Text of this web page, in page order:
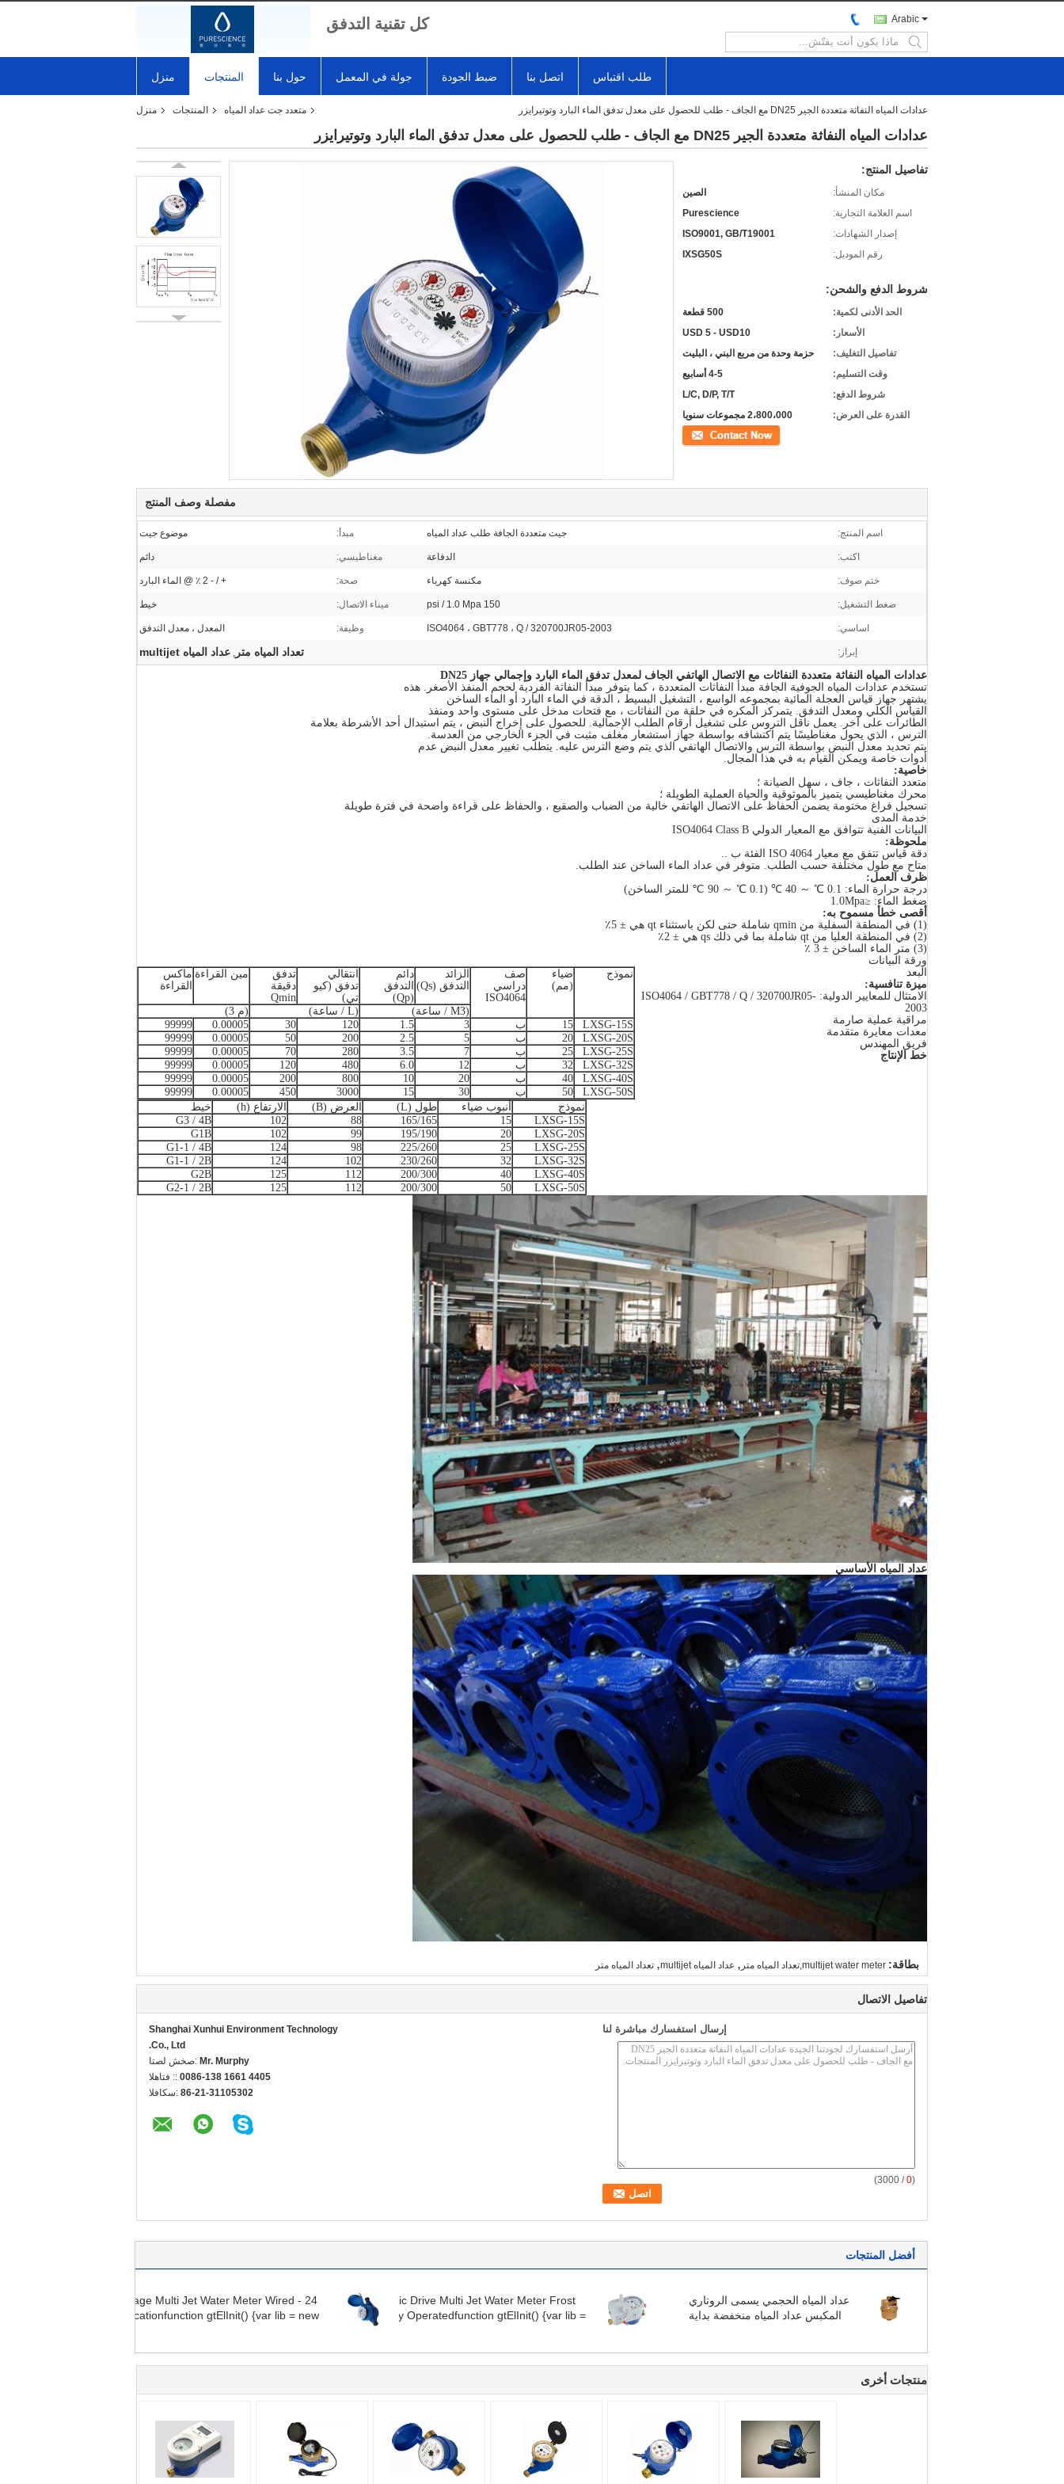
كل تقنية التدفق Arabic
search
منزل المنتجات حول بنا جولة في المعمل ضبط الجودة اتصل بنا طلب اقتباس
منزل المنتجات متعدد جت عداد المياه عدادات المياه النفاثة متعددة الجير DN25 مع الجاف - طلب للحصول على معدل تدفق الماء البارد وتوتيرايزر
عدادات المياه النفاثة متعددة الجير DN25 مع الجاف - طلب للحصول على معدل تدفق الماء البارد وتوتيرايزر
تفاصيل المنتج:
مكان المنشأ:
الصين
اسم العلامة التجارية:
Purescience
إصدار الشهادات:
ISO9001, GB/T19001
رقم الموديل:
IXSG50S
شروط الدفع والشحن:
الحد الأدنى لكمية:
500 قطعة
الأسعار:
USD 5 - USD10
تفاصيل التغليف:
حزمة وحدة من مربع البني ، البليت
وقت التسليم:
4-5 أسابيع
شروط الدفع:
L/C, D/P, T/T
القدرة على العرض:
2،800،000 مجموعات سنويا
اتصل
مفصلة وصف المنتج
اسم المنتج: جيت متعددة الجافة طلب عداد المياه مبدأ: موضوع جيت
اكتب: الدفاعة مغناطيسي: دائم
ختم صوف: مكنسة كهرباء صحة: + / - 2 ٪ @ الماء البارد
ضغط التشغيل: 150 psi / 1.0 Mpa ميناء الاتصال: خيط
اساسي: ISO4064 ، GBT778 ، Q / 320700JR05-2003 وظيفة: المعدل ، معدل التدفق
إبراز: تعداد المياه متر , عداد المياه multijet
عدادات المياه النفاثة متعددة النفاثات مع الاتصال الهاتفي الجاف لمعدل تدفق الماء البارد وإجمالي جهاز DN25
تستخدم عدادات المياه الجوفية الجافة مبدأ النفاثات المتعددة ، كما يتوفر مبدأ النفاثة الفردية لحجم المنفذ الأصغر. هذه
يشتهر جهاز قياس العجلة المائية بمجموعه الواسع ، التشغيل البسيط ، الدقة في الماء البارد أو الماء الساخن
القياس الكلي ومعدل التدفق. يتمركز المكره في حلقة من النفاثات ، مع فتحات مدخل على مستوى واحد ومنفذ
الطائرات على آخر. يعمل ناقل التروس على تشغيل أرقام الطلب الإجمالية. للحصول على إخراج النبض ، يتم استبدال أحد الأشرطة بعلامة
الترس ، الذي يحول مغناطيسًا يتم اكتشافه بواسطة جهاز استشعار مغلف مثبت في الجزء الخارجي من العدسة.
يتم تحديد معدل النبض بواسطة الترس والاتصال الهاتفي الذي يتم وضع الترس عليه. يتطلب تغيير معدل النبض عدم
أدوات خاصة ويمكن القيام به في هذا المجال.
خاصية:
متعدد النفاثات ، جاف ، سهل الصيانة ؛
محرك مغناطيسي يتميز بالموثوقية والحياة العملية الطويلة ؛
تسجيل فراغ مختومة يضمن الحفاظ على الاتصال الهاتفي خالية من الضباب والصقيع ، والحفاظ على قراءة واضحة في فترة طويلة
خدمة المدى
البيانات الفنية تتوافق مع المعيار الدولي ISO4064 Class B
ملحوظة:
دقة قياس تتفق مع معيار ISO 4064 الفئة ب ..
متاح مع طول مختلفة حسب الطلب. متوفر في عداد الماء الساخن عند الطلب.
ظرف العمل:
درجة حرارة الماء: 0.1 ℃ ～ 40 ℃ (0.1 ℃ ～ 90 ℃ للمتر الساخن)
ضغط الماء: ≤1.0Mpa
أقصى خطأ مسموح به:
(1) في المنطقة السفلية من qmin شاملة حتى لكن باستثناء qt هي ± 5٪
(2) في المنطقة العليا من qt شاملة بما في ذلك qs هي ± 2٪
(3) متر الماء الساخن ± 3 ٪
ورقة البيانات
نموذج
ضياء
(مم)
صف
دراسي
ISO4064
الزائد
التدفق (Qs)
دائم
التدفق
(Qp)
انتقالي
تدفق (كيو
تي)
تدفق
دقيقة
Qmin
مين القراءة ماكس
القراءة
(M3 / ساعة) (L / ساعة)
(م 3)
LXSG-15S
15 ب 3
1.5
120
30
0.00005
99999
LXSG-20S
20 ب 5
2.5
200
50
0.00005
99999
LXSG-25S
25 ب 7
3.5
280
70
0.00005
99999
LXSG-32S
32 ب 12
6.0
480
120
0.00005
99999
LXSG-40S
40 ب 20
10
800
200
0.00005
99999
LXSG-50S
50 ب 30
15
3000
450
0.00005
99999
البعد
نموذج أنبوب ضياء طول (L) العرض (B) الارتفاع (h)
خيط
LXSG-15S
15
165/165
88
102
G3 / 4B
LXSG-20S
20
195/190
99
102
G1B
LXSG-25S
25
225/260
98
124
G1-1 / 4B
LXSG-32S
32
230/260
102
124
G1-1 / 2B
LXSG-40S
40
200/300
112
125
G2B
LXSG-50S
50
200/300
112
125
G2-1 / 2B
ميزة تنافسية:
الامتثال للمعايير الدولية: ISO4064 / GBT778 / Q / 320700JR05-
2003
مراقبة عملية صارمة
معدات معايرة متقدمة
فريق المهندس
خط الإنتاج
عداد المياه الأساسي
بطاقة: multijet water meter,تعداد المياه متر , عداد المياه multijet , تعداد المياه متر
تفاصيل الاتصال
Shanghai Xunhui Environment Technology
Co., Ltd.
اتصل شخص: Mr. Murphy
الهاتف :: 0086-138 1661 4405
الفاكس: 86-21-31105302
إرسال استفسارك مباشرة لنا
(
0
/ 3000)
أفضل المنتجات
Mbus Communicationfunction gtElInit() {var lib = new
Dry Dial Magnetic Drive Multi Jet Water Meter Frost
Resistant Battery Operatedfunction gtElInit() {var lib =
عداد المياه الحجمي يسمى الروتاري
المكبس عداد المياه منخفضة بداية
منتجات أخرى